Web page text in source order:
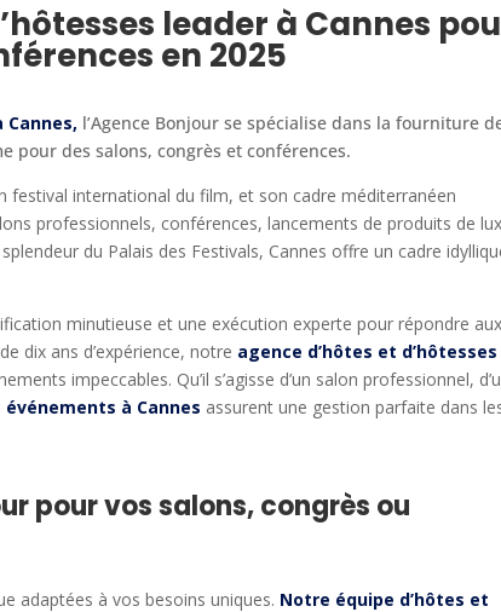
leader à Cannes
en 2025
Cannes, l’Agence Bonjour se spécialise dans la fourniture
pour des salons, congrès et conférences.
international du film, et son cadre méditerranéen
professionnels, conférences, lancements de produits de
du Palais des Festivals, Cannes offre un cadre
minutieuse et une exécution experte pour répondre
dix ans d’expérience, notre agence d’hôtes et
impeccables. Qu’il s’agisse d’un salon professionnel,
à Cannes assurent une gestion parfaite dans
pour vos salons, congrès ou
adaptées à vos besoins uniques. Notre équipe d’hôtes et